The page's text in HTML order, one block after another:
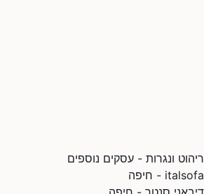
ריהוט ונגרות - עסקים נוספים
italsofa - חיפה